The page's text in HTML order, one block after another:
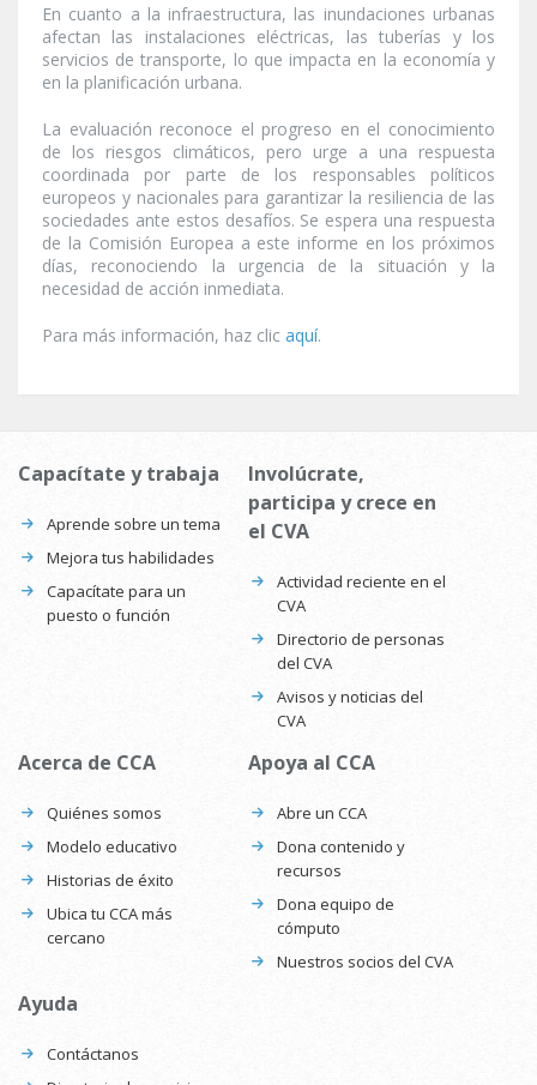
En cuanto a la infraestructura, las inundaciones urbanas
afectan las instalaciones eléctricas, las tuberías y los
servicios de transporte, lo que impacta en la economía y
en la planificación urbana.
La evaluación reconoce el progreso en el conocimiento
de los riesgos climáticos, pero urge a una respuesta
coordinada por parte de los responsables políticos
europeos y nacionales para garantizar la resiliencia de las
sociedades ante estos desafíos. Se espera una respuesta
de la Comisión Europea a este informe en los próximos
días, reconociendo la urgencia de la situación y la
necesidad de acción inmediata.
Para más información, haz clic aquí.
Capacítate y trabaja
Aprende sobre un tema
Mejora tus habilidades
Capacítate para un
puesto o función
Involúcrate,
participa y crece en
el CVA
Actividad reciente en el
CVA
Directorio de personas
del CVA
Avisos y noticias del
CVA
Acerca de CCA
Quiénes somos
Modelo educativo
Historias de éxito
Ubica tu CCA más
cercano
Apoya al CCA
Abre un CCA
Dona contenido y
recursos
Dona equipo de
cómputo
Nuestros socios del CVA
Ayuda
Contáctanos